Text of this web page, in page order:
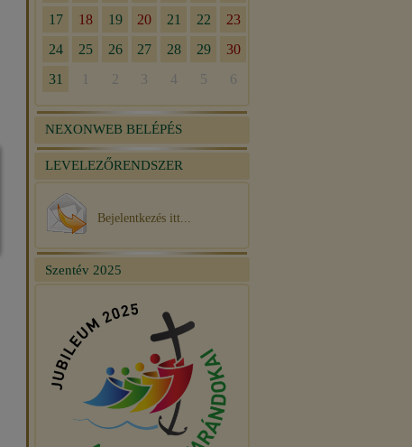
NEXONWEB BELÉPÉS
LEVELEZŐRENDSZER
Bejelentkezés itt...
Szentév 2025